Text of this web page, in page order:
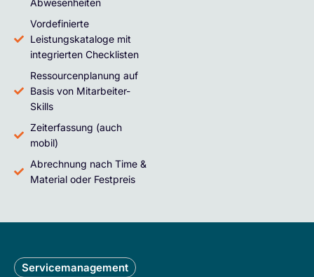
Vordefinierte
Leistungskataloge mit
integrierten Checklisten
Ressourcenplanung auf
Basis von Mitarbeiter-
Skills
Zeiterfassung (auch
mobil)
Abrechnung nach Time &
Material oder Festpreis
Servicemanagement